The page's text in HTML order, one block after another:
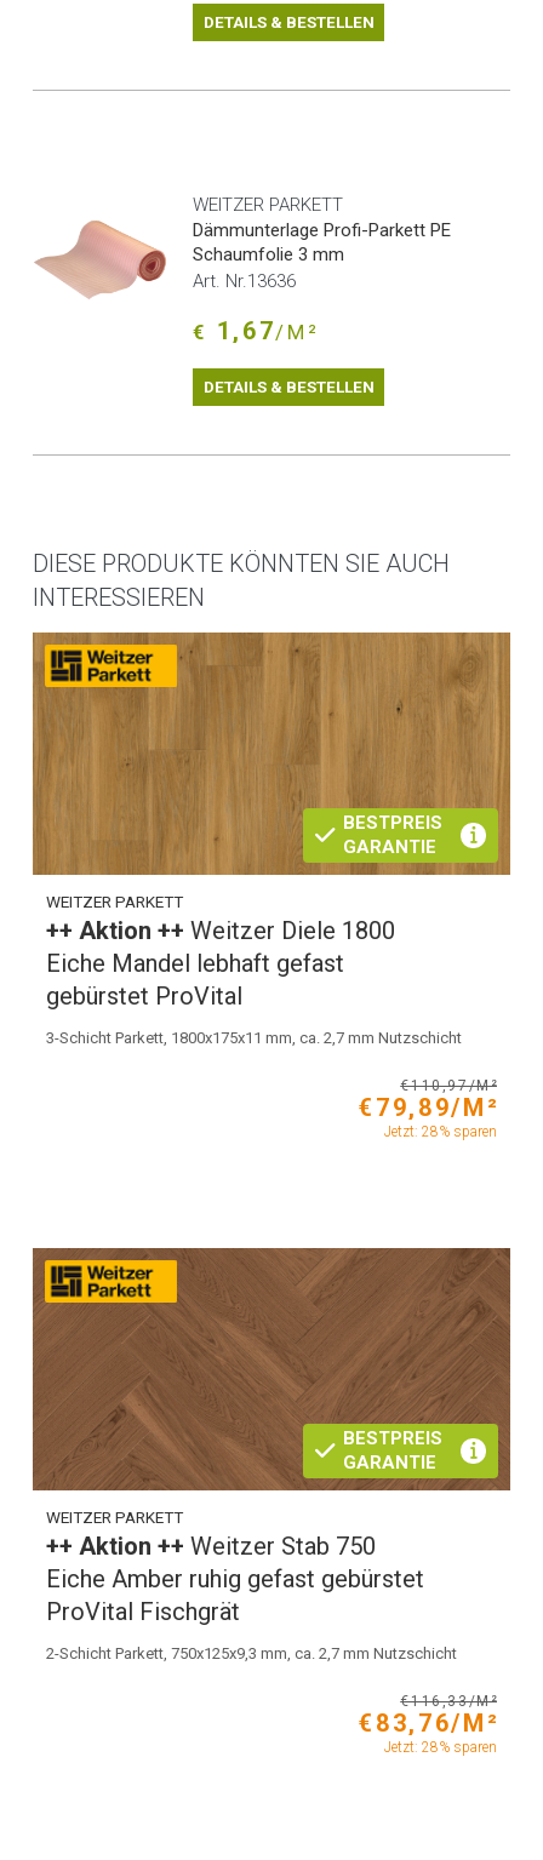
DETAILS & BESTELLEN
WEITZER PARKETT
Dämmunterlage Profi-Parkett PE
Schaumfolie 3 mm
Art. Nr.13636
€ 1,67/M²
DETAILS & BESTELLEN
DIESE PRODUKTE KÖNNTEN SIE AUCH
INTERESSIEREN
BESTPREIS
GARANTIE
WEITZER PARKETT
++ Aktion ++Weitzer Diele 1800
Eiche Mandel lebhaft gefast
gebürstet ProVital
3-Schicht Parkett, 1800x175x11 mm, ca. 2,7 mm Nutzschicht
€110,97/M²
€79,89/M²
Jetzt: 28% sparen
BESTPREIS
GARANTIE
WEITZER PARKETT
++ Aktion ++Weitzer Stab 750
Eiche Amber ruhig gefast gebürstet
ProVital Fischgrät
2-Schicht Parkett, 750x125x9,3 mm, ca. 2,7 mm Nutzschicht
€116,33/M²
€83,76/M²
Jetzt: 28% sparen